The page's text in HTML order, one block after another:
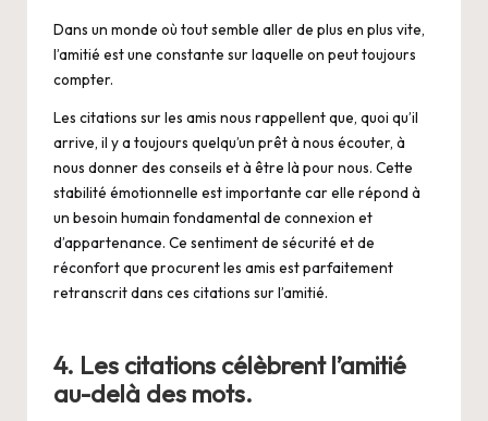
Dans un monde où tout semble aller de plus en plus vite,
l’amitié est une constante sur laquelle on peut toujours
compter.
Les citations sur les amis nous rappellent que, quoi qu’il
arrive, il y a toujours quelqu’un prêt à nous écouter, à
nous donner des conseils et à être là pour nous. Cette
stabilité émotionnelle est importante car elle répond à
un besoin humain fondamental de connexion et
d’appartenance. Ce sentiment de sécurité et de
réconfort que procurent les amis est parfaitement
retranscrit dans ces citations sur l’amitié.
4. Les citations célèbrent l’amitié
au-delà des mots.